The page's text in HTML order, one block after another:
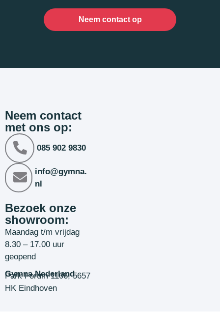
Neem contact op
Neem contact
met ons op:
085 902 9830
info@gymna.
nl
Bezoek onze
showroom:
Maandag t/m vrijdag
8.30 – 17.00 uur
geopend
Gymna Nederland
Park Forum 1106, 5657
HK Eindhoven